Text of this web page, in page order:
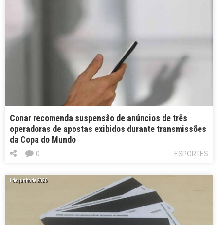
Conar recomenda suspensão de anúncios de três
operadoras de apostas exibidos durante transmissões
da Copa do Mundo
ESPORTES
0
1 de junho de 2026